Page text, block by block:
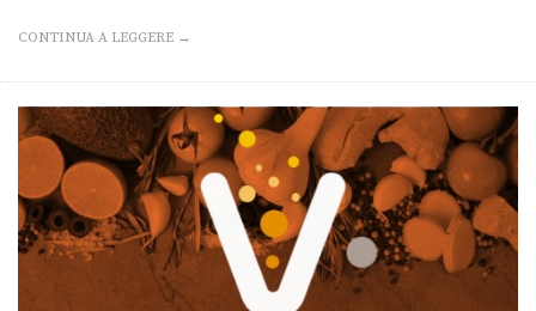
CONTINUA A LEGGERE →